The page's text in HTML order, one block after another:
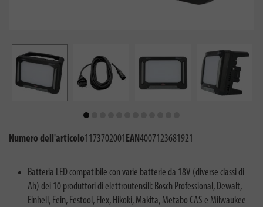
Numero dell'articolo1173702001EAN4007123681921
Batteria LED compatibile con varie batterie da 18V (diverse classi di
Ah) dei 10 produttori di elettroutensili: Bosch Professional, Dewalt,
Einhell, Fein, Festool, Flex, Hikoki, Makita, Metabo CAS e Milwaukee